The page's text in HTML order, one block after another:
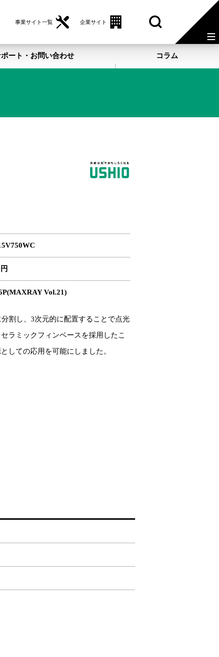
事業サイト一覧 企業サイト
ート・お問い合わせ コラム
Vol.21)
割し、3次元的に配置することで点光
ラミックフィンベースを採用したこ
しての応用を可能にしました。